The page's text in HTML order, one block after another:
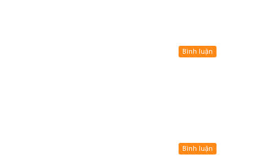
Bình luận
Bình luận